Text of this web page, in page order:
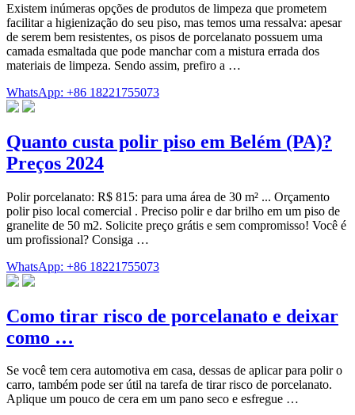
Existem inúmeras opções de produtos de limpeza que prometem
facilitar a higienização do seu piso, mas temos uma ressalva: apesar
de serem bem resistentes, os pisos de porcelanato possuem uma
camada esmaltada que pode manchar com a mistura errada dos
materiais de limpeza. Sendo assim, prefiro a …
WhatsApp: +86 18221755073
Quanto custa polir piso em Belém (PA)?
Preços 2024
Polir porcelanato: R$ 815: para uma área de 30 m² ... Orçamento
polir piso local comercial . Preciso polir e dar brilho em um piso de
granelite de 50 m2. Solicite preço grátis e sem compromisso! Você é
um profissional? Consiga …
WhatsApp: +86 18221755073
Como tirar risco de porcelanato e deixar
como …
Se você tem cera automotiva em casa, dessas de aplicar para polir o
carro, também pode ser útil na tarefa de tirar risco de porcelanato.
Aplique um pouco de cera em um pano seco e esfregue …